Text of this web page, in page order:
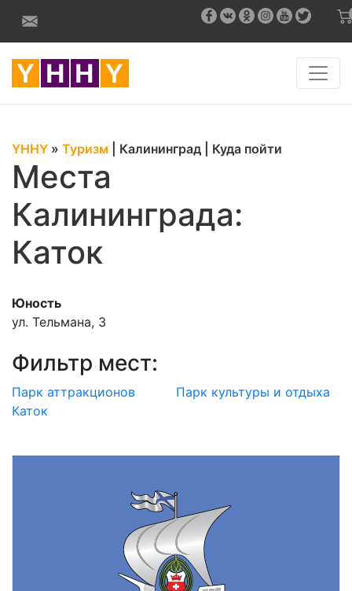
YHHY » Туризм Калининград Куда пойти
Места
Калининграда:
Каток
Юность
ул. Тельмана, 3
Фильтр мест:
Парк аттракционов
Парк культуры и отдыха
Каток